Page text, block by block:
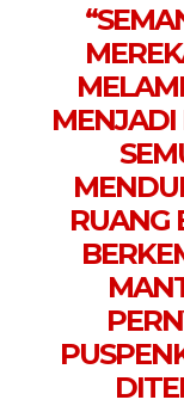
MENJADI
RUANG